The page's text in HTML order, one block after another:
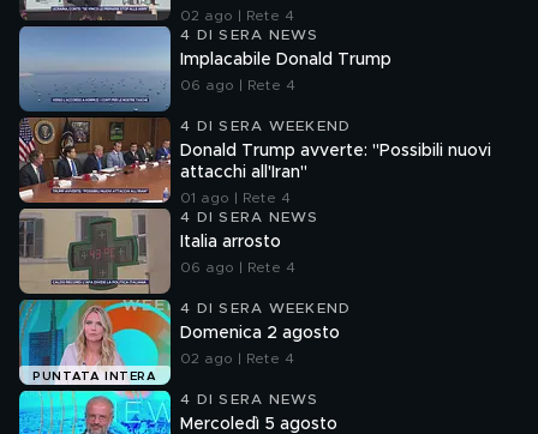
02 ago | Rete 4
4 DI SERA NEWS
Implacabile Donald Trump
06 ago | Rete 4
4 DI SERA WEEKEND
Donald Trump avverte: "Possibili nuovi
attacchi all'Iran"
01 ago | Rete 4
4 DI SERA NEWS
Italia arrosto
06 ago | Rete 4
PUNTATA INTERA
4 DI SERA WEEKEND
Domenica 2 agosto
02 ago | Rete 4
4 DI SERA NEWS
Mercoledì 5 agosto